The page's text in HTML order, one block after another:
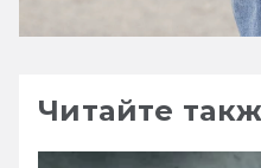
Читайте